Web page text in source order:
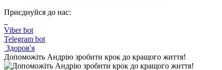
Приєднуйся до нас:
Viber bot
Telegram bot
Здоров'я
Допоможіть Андрію зробити крок до кращого життя!